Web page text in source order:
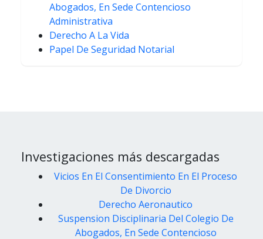
Abogados, En Sede Contencioso
Administrativa
Derecho A La Vida
Papel De Seguridad Notarial
Investigaciones más descargadas
Vicios En El Consentimiento En El Proceso
De Divorcio
Derecho Aeronautico
Suspension Disciplinaria Del Colegio De
Abogados, En Sede Contencioso